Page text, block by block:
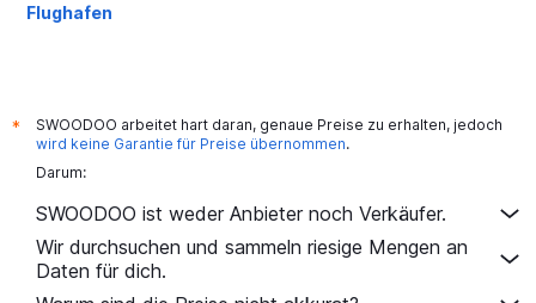
Flughafen
*
SWOODOO arbeitet hart daran, genaue Preise zu erhalten, jedoch
wird keine Garantie für Preise übernommen.
Darum:
SWOODOO ist weder Anbieter noch Verkäufer.
Wir durchsuchen und sammeln riesige Mengen an
Daten für dich.